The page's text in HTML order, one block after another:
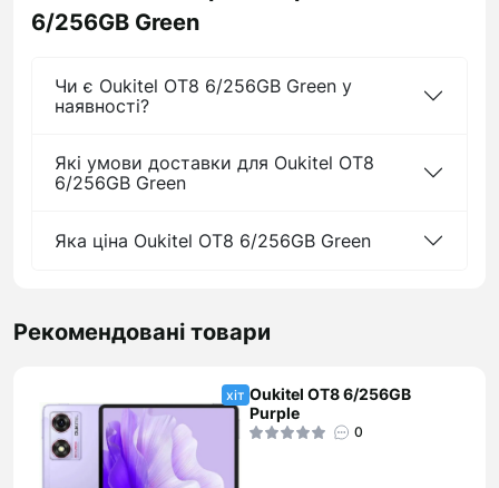
6/256GB Green
Чи є Oukitel OT8 6/256GB Green у
наявності?
Які умови доставки для Oukitel OT8
6/256GB Green
Яка ціна Oukitel OT8 6/256GB Green
Рекомендовані товари
хіт Oukitel OT8 6/256GB
Purple
0